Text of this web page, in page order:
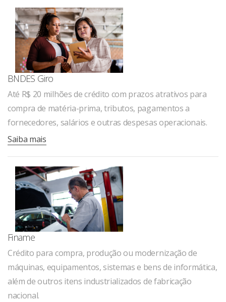
BNDES Giro
Até R$ 20 milhões de crédito com prazos atrativos para
compra de matéria-prima, tributos, pagamentos a
fornecedores, salários e outras despesas operacionais.
Saiba mais
Finame
Crédito para compra, produção ou modernização de
máquinas, equipamentos, sistemas e bens de informática,
além de outros itens industrializados de fabricação
nacional.